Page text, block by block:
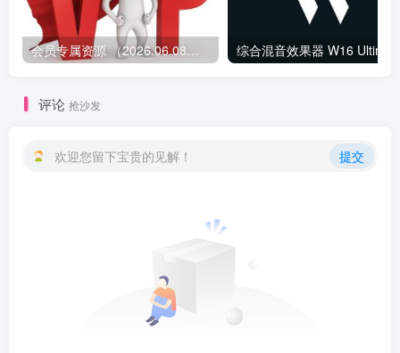
会员专属资源 （2026.06.08更新）
评论 抢沙发
欢迎您留下宝贵的见解！ 提交